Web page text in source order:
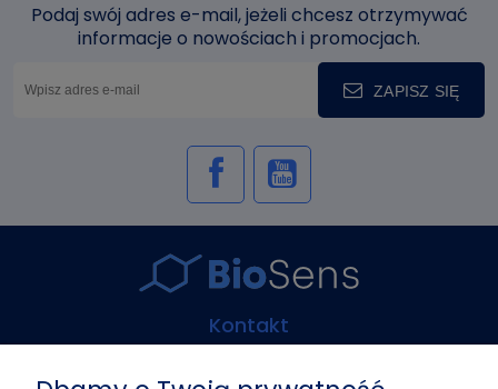
Podaj swój adres e-mail, jeżeli chcesz otrzymywać
informacje o nowościach i promocjach.
ZAPISZ SIĘ
Kontakt